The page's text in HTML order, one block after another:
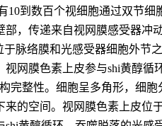
到数百个视细胞通过双节
，传递来自视网膜感受器
脉络膜和光感受器细胞外
网膜色素上皮参与shi黄醇
完整性。细胞呈多角形，细
的空间。视网膜色素上皮位